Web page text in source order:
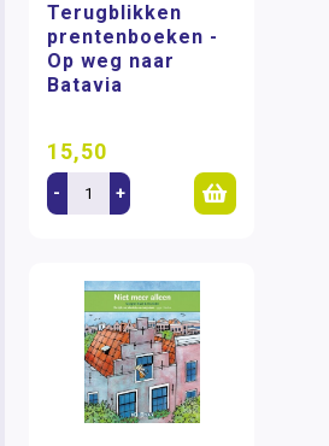
Terugblikken
prentenboeken -
Op weg naar
Batavia
15,50
- +